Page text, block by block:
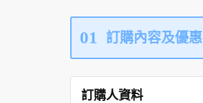
01 訂購內容及優惠
訂購人資料